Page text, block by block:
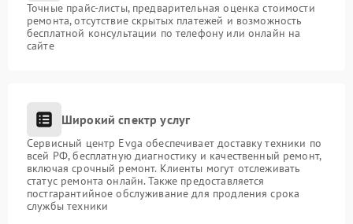
Точные прайс-листы, предварительная оценка стоимости
ремонта, отсутствие скрытых платежей и возможность
бесплатной консультации по телефону или онлайн на
сайте
Широкий спектр услуг
Сервисный центр Evga обеспечивает доставку техники по
всей РФ, бесплатную диагностику и качественный ремонт,
включая срочный ремонт. Клиенты могут отслеживать
статус ремонта онлайн. Также предоставляется
постгарантийное обслуживание для продления срока
службы техники